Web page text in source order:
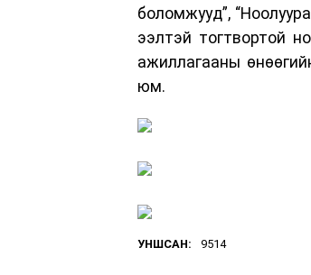
боломжууд”,
ээлтэй тогтвортой
ажиллагааны
юм.
УНШСАН: 9514